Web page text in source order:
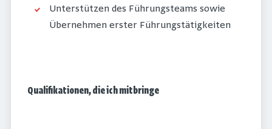
Unterstützen des Führungsteams sowie
Übernehmen erster Führungstätigkeiten
Qualifikationen, die ich mitbringe